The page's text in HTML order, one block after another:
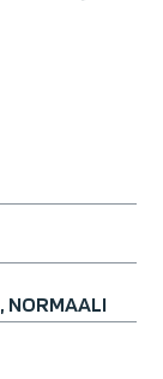
, NORMAALI